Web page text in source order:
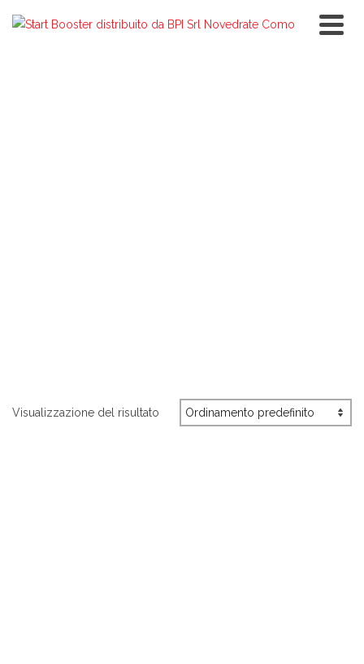
Visualizzazione del risultato